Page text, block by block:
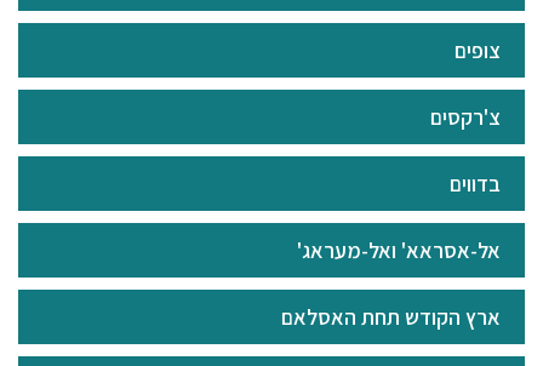
צופים
צ'רקסים
בדווים
אל-אסראא' ואל-מעראג'
ארץ הקודש תחת האסלאם